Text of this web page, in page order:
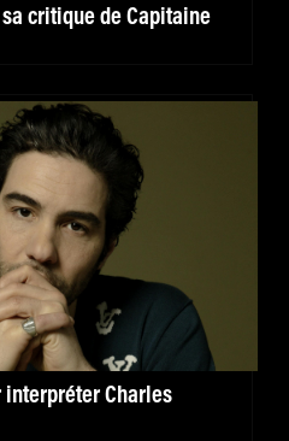
sa critique de Capitaine
interpréter Charles